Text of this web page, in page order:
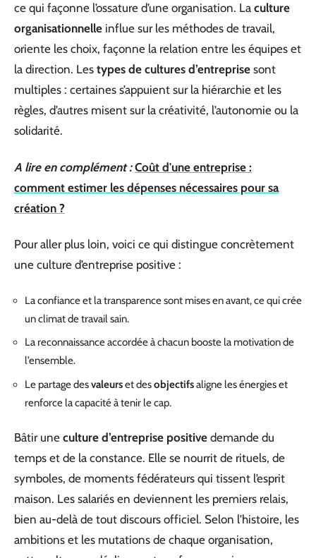
ce qui façonne l’ossature d’une organisation. La culture
organisationnelle influe sur les méthodes de travail,
oriente les choix, façonne la relation entre les équipes et
la direction. Les types de cultures d’entreprise sont
multiples : certaines s’appuient sur la hiérarchie et les
règles, d’autres misent sur la créativité, l’autonomie ou la
solidarité.
A lire en complément : Coût d'une entreprise :
comment estimer les dépenses nécessaires pour sa
création ?
Pour aller plus loin, voici ce qui distingue concrètement
une culture d’entreprise positive :
La confiance et la transparence sont mises en avant, ce qui crée
un climat de travail sain.
La reconnaissance accordée à chacun booste la motivation de
l’ensemble.
Le partage desvaleurset desobjectifsaligne les énergies et
renforce la capacité à tenir le cap.
Bâtir une culture d’entreprise positive demande du
temps et de la constance. Elle se nourrit de rituels, de
symboles, de moments fédérateurs qui tissent l’esprit
maison. Les salariés en deviennent les premiers relais,
bien au-delà de tout discours officiel. Selon l’histoire, les
ambitions et les mutations de chaque organisation,